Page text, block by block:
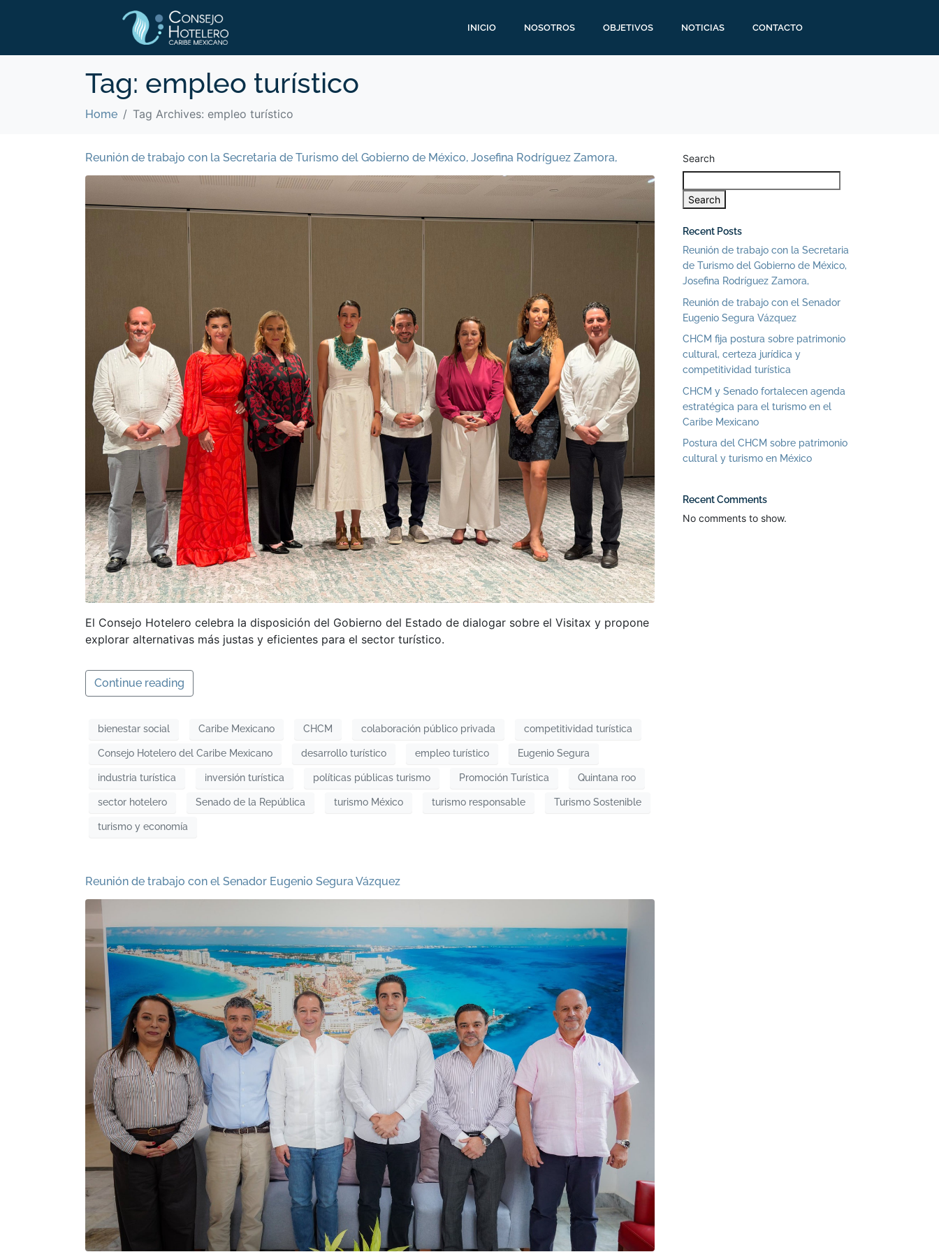
INICIO NOSOTROS OBJETIVOS NOTICIAS CONTACTO
Tag: empleo turístico
Home Tag Archives: empleo turístico
Reunión de trabajo con la Secretaria de Turismo del Gobierno de México, Josefina Rodríguez Zamora,
El Consejo Hotelero celebra la disposición del Gobierno del Estado de dialogar sobre el Visitax y propone
explorar alternativas más justas y eficientes para el sector turístico.
Continue reading
bienestar social Caribe Mexicano CHCM colaboración público privada competitividad turística
Consejo Hotelero del Caribe Mexicano desarrollo turístico empleo turístico Eugenio Segura
industria turística inversión turística políticas públicas turismo Promoción Turística Quintana roo
sector hotelero Senado de la República turismo México turismo responsable Turismo Sostenible
turismo y economía
Reunión de trabajo con el Senador Eugenio Segura Vázquez
Search
Search
Recent Posts
Reunión de trabajo con la Secretaria
de Turismo del Gobierno de México,
Josefina Rodríguez Zamora,
Reunión de trabajo con el Senador
Eugenio Segura Vázquez
CHCM fija postura sobre patrimonio
cultural, certeza jurídica y
competitividad turística
CHCM y Senado fortalecen agenda
estratégica para el turismo en el
Caribe Mexicano
Postura del CHCM sobre patrimonio
cultural y turismo en México
Recent Comments
No comments to show.